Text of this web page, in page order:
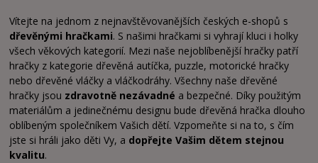
Vítejte na jednom z nejnavštěvovanějších českých e-shopů s
dřevěnými hračkami. S našimi hračkami si vyhrají kluci i holky
všech věkových kategorií. Mezi naše nejoblíbenější hračky patří
hračky z kategorie dřevěná autíčka, puzzle, motorické hračky
nebo dřevěné vláčky a vláčkodráhy. Všechny naše dřevěné
hračky jsou zdravotně nezávadné a bezpečné. Díky použitým
materiálům a jedinečnému designu bude dřevěná hračka dlouho
oblíbeným společníkem Vašich dětí. Vzpomeňte si na to, s čím
jste si hráli jako děti Vy, a dopřejte Vašim dětem stejnou
kvalitu.